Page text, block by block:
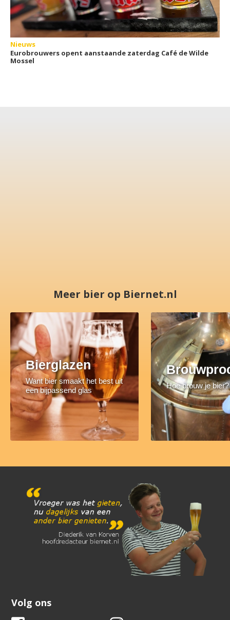
Nieuws
Eurobrouwers opent aanstaande zaterdag Café de Wilde
Mossel
Meer bier op Biernet.nl
Bierglazen
Want bier smaakt het best uit
een bijpassend glas
Hoe brouw je bier?
Volg ons